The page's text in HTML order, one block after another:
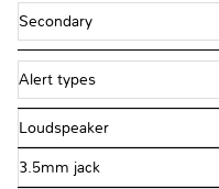
Secondary
Alert types
Loudspeaker
3.5mm jack